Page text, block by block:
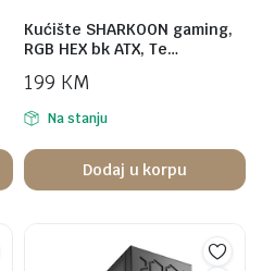
Kućište SHARKOON gaming,
RGB HEX bk ATX, Te…
199 KM
Na stanju
Dodaj u korpu